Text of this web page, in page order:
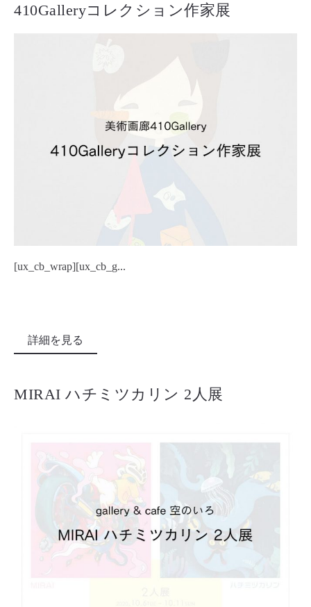
410Galleryコレクション作家展
[ux_cb_wrap][ux_cb_g...
詳細を見る
MIRAI ハチミツカリン 2人展